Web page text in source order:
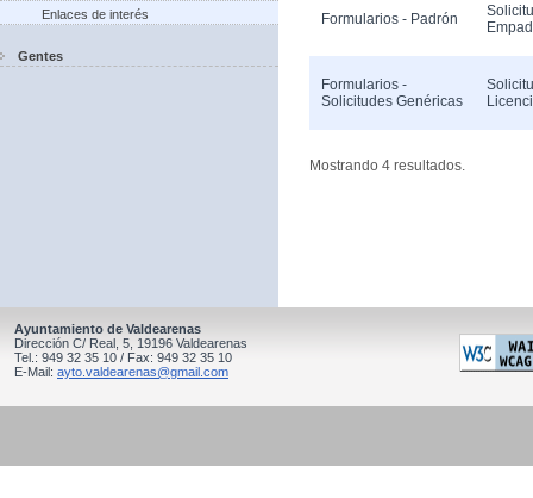
Enlaces de interés
Gentes
Formularios - Padrón
Formularios -
Solicitudes Genéricas
Mostrando 4 resultados.
Ayuntamiento de Valdearenas
Dirección C/ Real, 5, 19196 Valdearenas
Tel.: 949 32 35 10 / Fax: 949 32 35 10
E-Mail: ayto.valdearenas@gmail.com